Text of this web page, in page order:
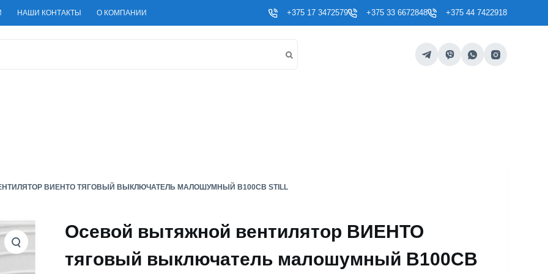
НАШИ КОНТАКТЫ О КОМПАНИИ +375 17 3472579 +375 33 6672848 +375 44 7422918
ВИЕНТО ТЯГОВЫЙ ВЫКЛЮЧАТЕЛЬ МАЛОШУМНЫЙ В100СВ STILL
Осевой вытяжной вентилятор ВИЕНТО
тяговый выключатель малошумный В100СВ